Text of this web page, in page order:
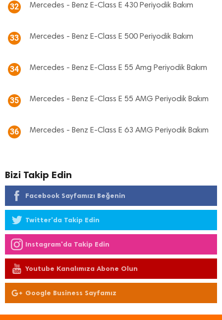
32 Mercedes - Benz E-Class E 430 Periyodik Bakım
33 Mercedes - Benz E-Class E 500 Periyodik Bakım
34 Mercedes - Benz E-Class E 55 Amg Periyodik Bakım
35 Mercedes - Benz E-Class E 55 AMG Periyodik Bakım
36 Mercedes - Benz E-Class E 63 AMG Periyodik Bakım
Bizi Takip Edin
Facebook Sayfamızı Beğenin
Twitter'da Takip Edin
Instagram'da Takip Edin
Youtube Kanalımıza Abone Olun
Google Business Sayfamız